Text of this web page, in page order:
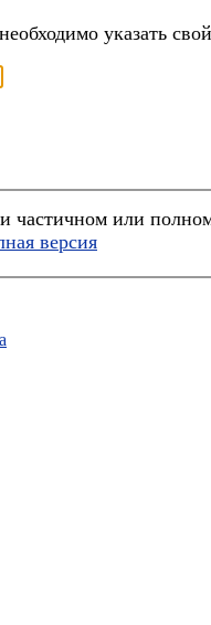
указать
частичном или
версия